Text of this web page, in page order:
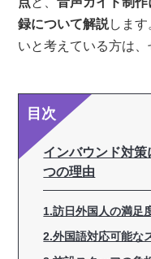
録について解説します
いと考えている方は、
目次
インバウンド対
つの理由
1.訪日外国人の満足
2.外国語対応可能な